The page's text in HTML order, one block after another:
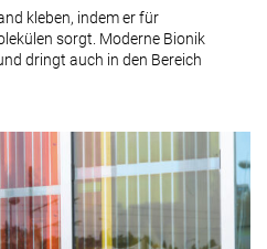
kleben, indem er für
sorgt. Moderne Bionik
dringt auch in den Bereich